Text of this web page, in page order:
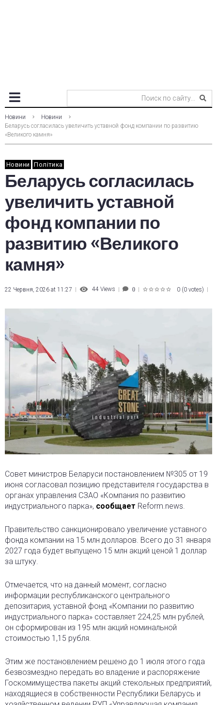
Новини
Новини
Беларусь согласилась увеличить уставной фонд компании по развитию
«Великого камня»
Новини Політика
Беларусь согласилась
увеличить уставной
фонд компании по
развитию «Великого
камня»
22 Червня, 2026 at 11:27 44 Views 0 0 (0 votes)
Совет министров Беларуси постановлением №305 от 19
июня согласовал позицию представителя государства в
органах управления СЗАО «Компания по развитию
индустриального парка», сообщает Reform.news.
Правительство санкционировало увеличение уставного
фонда компании на 15 млн долларов. Всего до 31 января
2027 года будет выпущено 15 млн акций ценой 1 доллар
за штуку.
Отмечается, что на данный момент, согласно
информации республиканского центрального
депозитария, уставной фонд «Компании по развитию
индустриального парка» составляет 224,25 млн рублей,
он сформирован из 195 млн акций номинальной
стоимостью 1,15 рубля.
Этим же постановлением решено до 1 июля этого года
безвозмездно передать во владение и распоряжение
Госкомимущества пакеты акций стекольных предприятий,
находящиеся в собственности Республики Беларусь и